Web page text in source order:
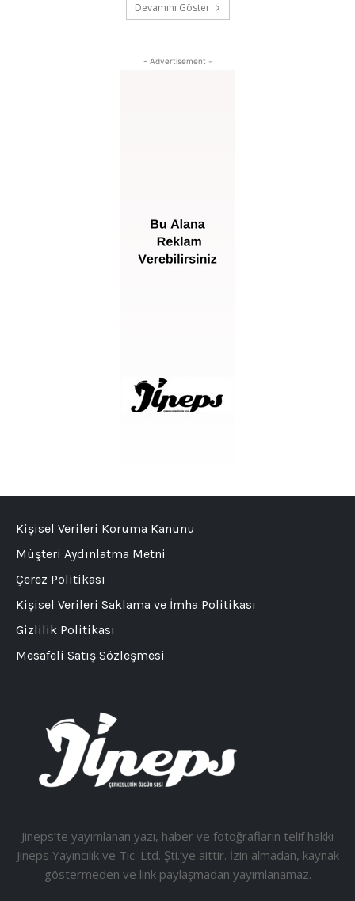
Devamını Göster
- Advertisement -
Jineps’te yayımlanan yazı, haber ve fotoğrafların telif hakkı
Jineps Yayıncılık ve Tic. Ltd. Şti.’ye aittir. İzin almadan, kaynak
göstermeden ve link paylaşmadan yayımlanamaz.
Kişisel Verileri Koruma Kanunu
Müşteri Aydınlatma Metni
Çerez Politikası
Kişisel Verileri Saklama ve İmha Politikası
Gizlilik Politikası
Mesafeli Satış Sözleşmesi